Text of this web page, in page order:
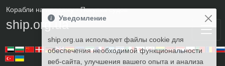
Корабли на продажу• Покупка судов
ship.org.uaУведомление
ship.org.ua использует файлы cookie для
обеспечения необходимой функциональности
веб-сайта, улучшения вашего опыта и анализа